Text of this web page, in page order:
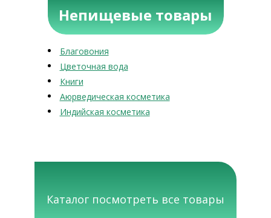
Непищевые товары
Благовония
Цветочная вода
Книги
Аюрведическая косметика
Индийская косметика
Каталог посмотреть все товары